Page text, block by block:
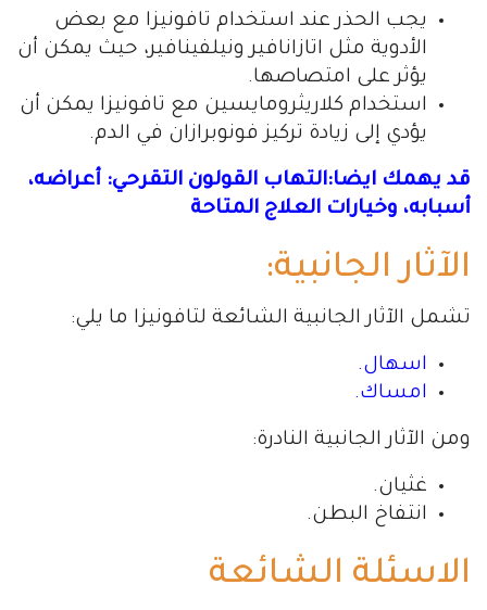
يجب الحذر عند استخدام تافونيزا مع بعض
الأدوية مثل اتازانافير ونيلفينافير، حيث يمكن أن
يؤثر على امتصاصها.
استخدام كلاريثرومايسين مع تافونيزا يمكن أن
يؤدي إلى زيادة تركيز فونوبرازان في الدم.
قد يهمك ايضا:التهاب القولون التقرحي: أعراضه،
أسبابه، وخيارات العلاج المتاحة
الآثار الجانبية:
تشمل الآثار الجانبية الشائعة لتافونيزا ما يلي:
اسهال.
امساك.
ومن الآثار الجانبية النادرة:
غثيان.
انتفاخ البطن.
الاسئلة الشائعة